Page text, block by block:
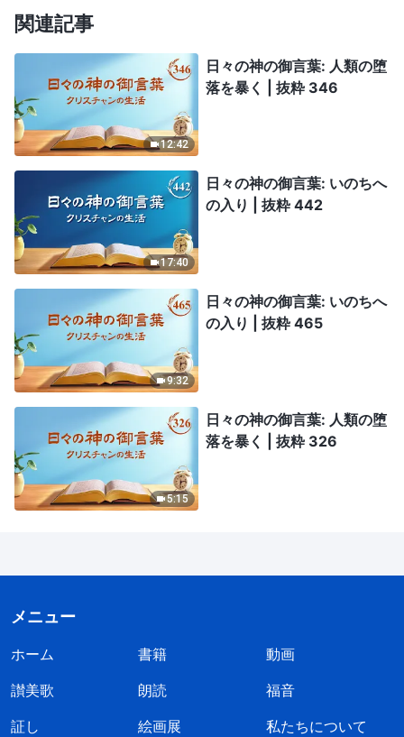
関連記事
12:42
日々の神の御言葉: 人類の堕
落を暴く | 抜粋 346
17:40
日々の神の御言葉: いのちへ
の入り | 抜粋 442
9:32
日々の神の御言葉: いのちへ
の入り | 抜粋 465
5:15
日々の神の御言葉: 人類の堕
落を暴く | 抜粋 326
メニュー
ホーム 書籍
動画
讃美歌
朗読
福音
証し
絵画展 私たちについて